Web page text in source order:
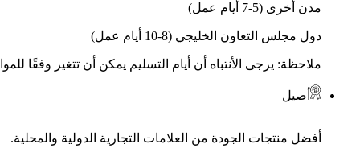
مدن أخرى (5-7 أيام عمل)
دول مجلس التعاون الخليجي (8-10 أيام عمل)
ملاحظة: يرجى الأنتباه أن أيام التسليم يمكن أن تتغير وفقًا
أصيل
أفضل منتجات الجودة من العلامات التجارية الدولية والمحلية.